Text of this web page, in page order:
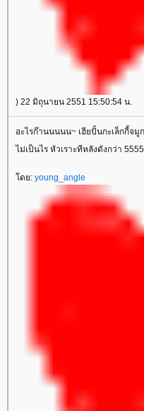
) 22 มิถุนายน 2551 15:50:54 น.
อะไรก๊านนนนน~ เฮียปั้นกะเล็กกี้จ
ไม่เป็นไร หัวเราะทีหลังดังกว่า
ดย: young_angle